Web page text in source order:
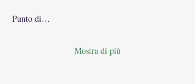
Punto di…
Mostra di più